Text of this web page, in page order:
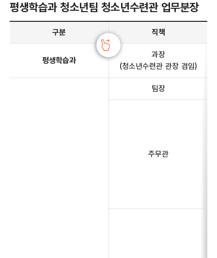
평생학습과 청소년팀 청소년수련관 업무분장
평생학습과 청소년팀 청소년수련관 업무분장 안내 - 구분, 직책, 전화번호, 주요업무 정보 제공
구분
직책
평생학습과
과장
(청소년수련관 관장 겸임)
팀장
주무관